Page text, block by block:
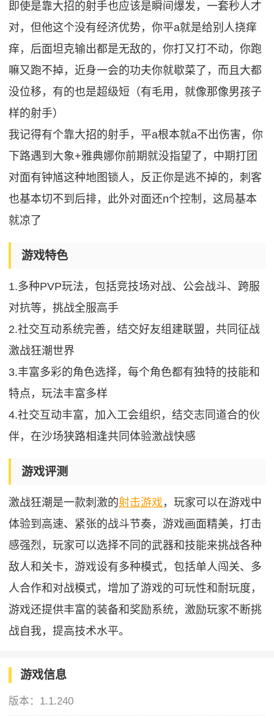
即使是靠大招的射手也应该是瞬间爆发，一套秒人才
对，但他这个没有经济优势，你平a就是给别人挠痒
痒，后面坦克输出都是无敌的，你打又打不动，你跑
嘛又跑不掉，近身一会的功夫你就歇菜了，而且大都
没位移，有的也是超级短（有毛用，就像那像男孩子
样的射手）
我记得有个靠大招的射手，平a根本就a不出伤害，你
下路遇到大象+雅典娜你前期就没指望了，中期打团
对面有钟馗这种地图锁人，反正你是逃不掉的，刺客
也基本切不到后排，此外对面还n个控制，这局基本
就凉了
游戏特色
1.多种PVP玩法，包括竞技场对战、公会战斗、跨服
对抗等，挑战全服高手
2.社交互动系统完善，结交好友组建联盟，共同征战
激战狂潮世界
3.丰富多彩的角色选择，每个角色都有独特的技能和
特点，玩法丰富多样
4.社交互动丰富，加入工会组织，结交志同道合的伙
伴，在沙场狭路相逢共同体验激战快感
游戏评测
激战狂潮是一款刺激的射击游戏 ，玩家可以在游戏中
体验到高速、紧张的战斗节奏，游戏画面精美，打击
感强烈，玩家可以选择不同的武器和技能来挑战各种
敌人和关卡，游戏设有多种模式，包括单人闯关、多
人合作和对战模式，增加了游戏的可玩性和耐玩度，
游戏还提供丰富的装备和奖励系统，激励玩家不断挑
战自我，提高技术水平。
游戏信息
版本： 1.1.240